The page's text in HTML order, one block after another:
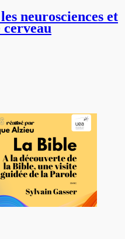
neurosciences et
cerveau